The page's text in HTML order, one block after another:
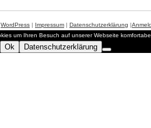
WordPress | Impressum | Datenschutzerklärung |
um Ihren Besuch auf unserer Webseite
Ok Datenschutzerklärung